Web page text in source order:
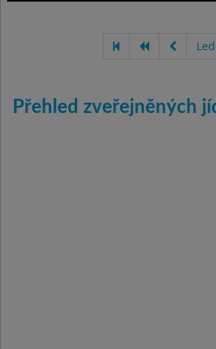
Přehled zveřejněných